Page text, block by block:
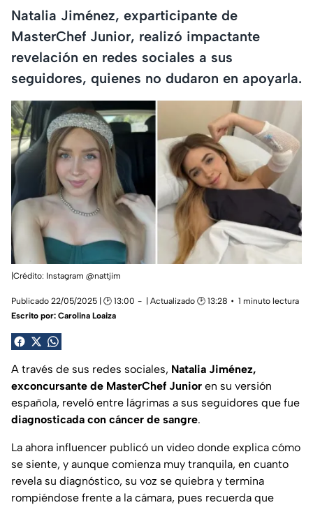
Natalia Jiménez, exparticipante de
MasterChef Junior, realizó impactante
revelación en redes sociales a sus
seguidores, quienes no dudaron en apoyarla.
|Crédito: Instagram @nattjim
Publicado 22/05/2025 | 🕑 13:00 | Actualizado 🕑 13:28
1 minuto lectura
Escrito por: Carolina Loaiza
A través de sus redes sociales, Natalia Jiménez,
exconcursante de MasterChef Junior en su versión
española, reveló entre lágrimas a sus seguidores que fue
diagnosticada con cáncer de sangre.
La ahora influencer publicó un video donde explica cómo
se siente, y aunque comienza muy tranquila, en cuanto
revela su diagnóstico, su voz se quiebra y termina
rompiéndose frente a la cámara, pues recuerda que